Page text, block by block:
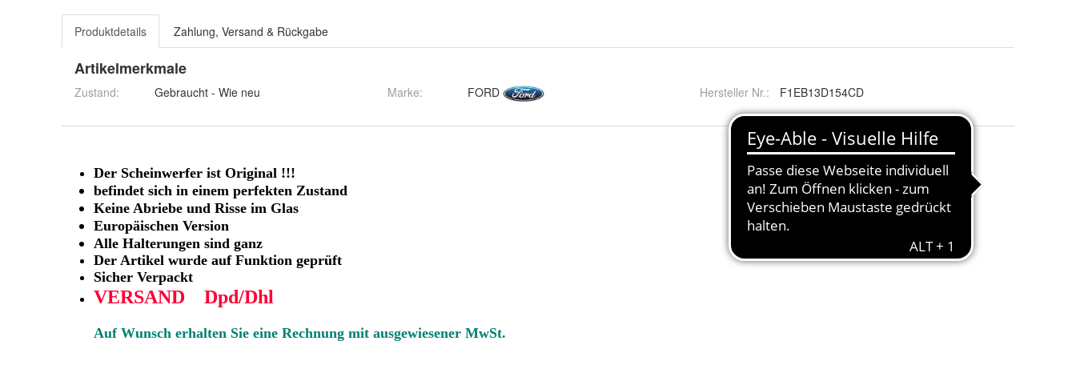
Produktdetails Zahlung, Versand & Rückgabe
Artikelmerkmale
Zustand: Gebraucht - Wie neu Marke: FORD Hersteller Nr.: F1EB13D154CD